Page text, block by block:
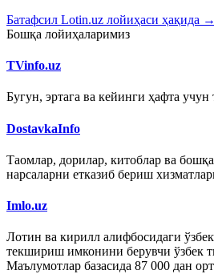
Батафсил Lotin.uz лойиҳаси ҳақида →
Бошқа лойиҳаларимиз
TVinfo.uz
Бугун, эртага ва кейинги ҳафта учун
DostavkaInfo
Таомлар, дорилар, китоблар ва
нарсаларни етказиб бериш
Imlo.uz
Лотин ва кирилл алифбосидаги
текшириш имконини берувчи ўзбек
Маълумотлар базасида 87 000 дан